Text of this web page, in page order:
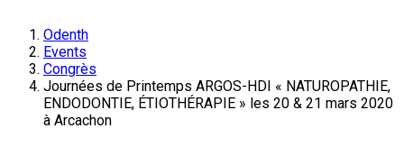
Odenth
Events
Congrès
Journées de Printemps ARGOS-HDI « NATUROPATHIE,
ENDODONTIE, ÉTIOTHÉRAPIE » les 20 & 21 mars 2020
à Arcachon